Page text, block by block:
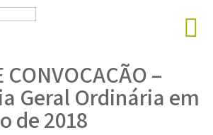
CONVOCAÇÃO –
Geral Ordinária em
de 2018